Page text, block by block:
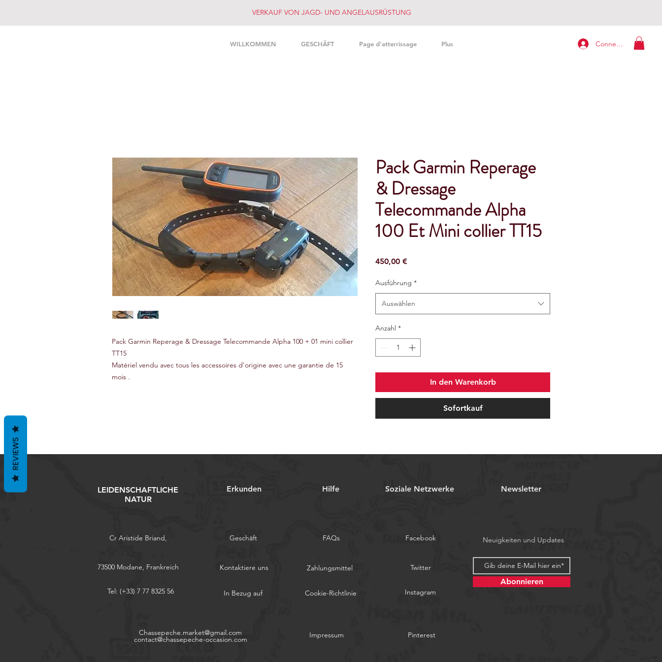
Connexion
VERKAUF VON JAGD- UND ANGELAUSRÜSTUNG
WILLKOMMEN GESCHÄFT Page d'atterrissage Plus
Pack Garmin Reperage & Dressage Telecommande Alpha 100 + 01 mini collier
TT15
Matériel vendu avec tous les accessoires d'origine avec une garantie de 15
mois .
Pack Garmin Reperage
& Dressage
Telecommande Alpha
100 Et Mini collier TT15
450,00 €Preis
Ausführung *
Auswählen
Anzahl *
In den Warenkorb
Sofortkauf
LEIDENSCHAFTLICHE
NATUR
Erkunden Hilfe Soziale Netzwerke Newsletter
Cr Aristide Briand,
73500 Modane, Frankreich
Tel: (+33) 7 77 8325 56
Geschäft FAQs
Kontaktiere uns Zahlungsmittel
In Bezug auf Cookie-Richtlinie
Facebook
Twitter
Instagram
Neuigkeiten und Updates
Abonnieren
Chassepeche.market@gmail.com
contact@chassepeche-occasion.com Impressum Pinterest
REVIEWS